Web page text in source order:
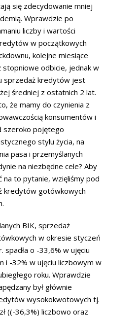
się zdecydowanie mniej
Wprawdzie po
liczby i wartości
w początkowych
kolejne miesiące
stopniowe odbicie, jednak w
sprzedaż kredytów jest
średniej z ostatnich 2 lat.
że mamy do czynienia z
konsumentów i
szeroko pojętego
stylu życia, na
pasa i przemyślanych
na niezbędne cele? Aby
na to pytanie, wzięliśmy pod
kredytów gotówkowych
BIK, sprzedaż
w okresie styczeń
spadła o -33,6% w ujęciu
i -32% w ujęciu liczbowym w
roku. Wprawdzie
był głównie
wysokokwotowych tj.
((-36,3%) liczbowo oraz